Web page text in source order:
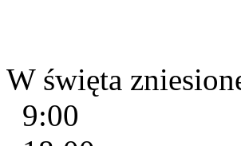
W święta
9:00